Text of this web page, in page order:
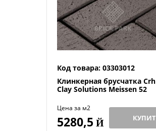
Код товара: 03303012
Клинкерная брусчатка Crh
Clay Solutions Meissen 52
Цена за м2
5280,5 Й